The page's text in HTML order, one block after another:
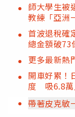
師大學生被
教練「亞洲
首波退稅確
總金額破73
更多最新熱
開車好累！
度 吸6.8萬
帶著皮克敏